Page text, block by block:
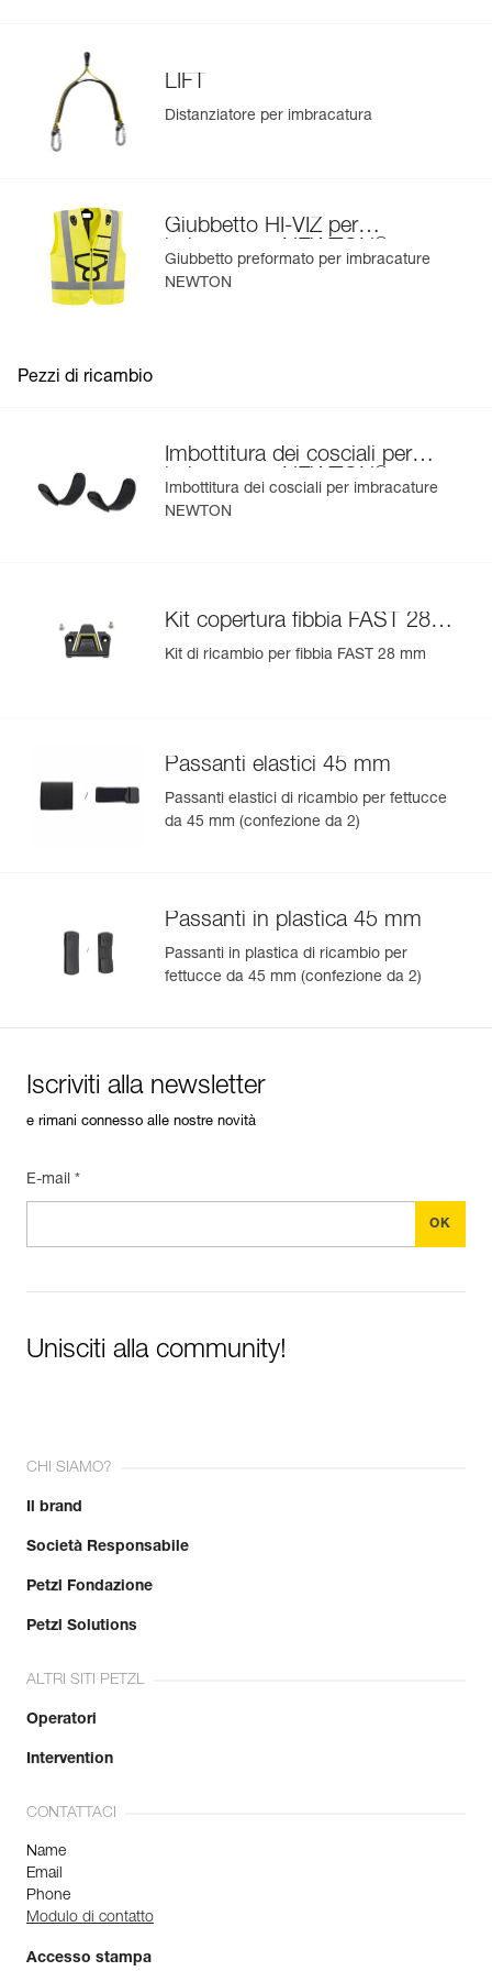
Garanzia : 3 anni
Confezione : 1
LIFT
Distanziatore per imbracatura
Giubbetto HI-VIZ per
imbracature NEWTON
Giubbetto preformato per imbracature
NEWTON
Pezzi di ricambio
Imbottitura dei cosciali per
imbracature NEWTON
Imbottitura dei cosciali per imbracature
NEWTON
Kit copertura fibbia FAST 28
mm
Kit di ricambio per fibbia FAST 28 mm
Passanti elastici 45 mm
Passanti elastici di ricambio per fettucce
da 45 mm (confezione da 2)
Passanti in plastica 45 mm
Passanti in plastica di ricambio per
fettucce da 45 mm (confezione da 2)
Iscriviti alla newsletter
e rimani connesso alle nostre novità
E-mail *
Unisciti alla community!
CHI SIAMO?
Il brand
Società Responsabile
Petzl Fondazione
Petzl Solutions
ALTRI SITI PETZL
Operatori
Intervention
CONTATTACI
Name
Email
Phone
Modulo di contatto
Accesso stampa